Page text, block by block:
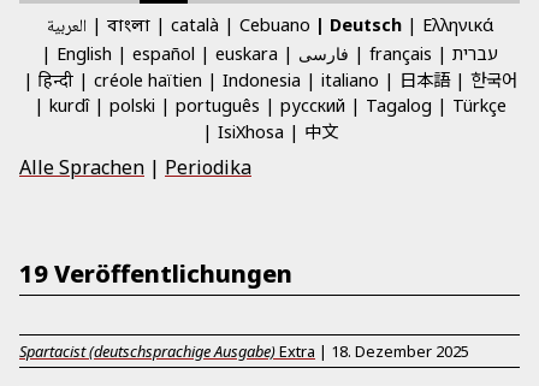
العربية বাংলা català Cebuano Deutsch
Ελληνικά
English
español euskara فارسی français
עברית
हिन्दी
créole haïtien Indonesia italiano 日本語 한국어
kurdî polski português русский Tagalog
Türkçe
IsiXhosa
中文
Alle Sprachen | Periodika
19 Veröffentlichungen
Spartacist (deutschsprachige Ausgabe)Extra | 18. Dezember 2025